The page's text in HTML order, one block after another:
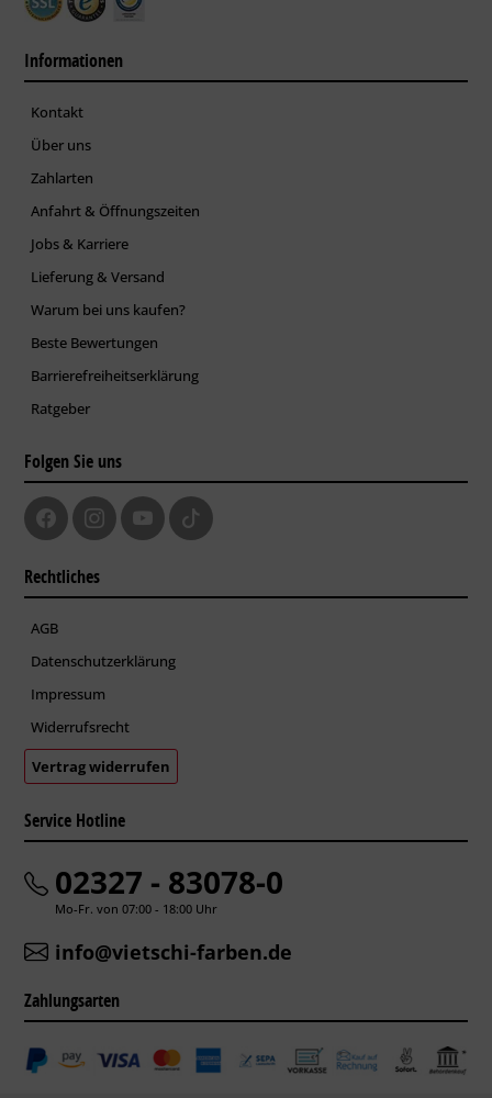
Informationen
Kontakt
Über uns
Zahlarten
Anfahrt & Öffnungszeiten
Jobs & Karriere
Lieferung & Versand
Warum bei uns kaufen?
Beste Bewertungen
Barrierefreiheitserklärung
Ratgeber
Folgen Sie uns
Rechtliches
AGB
Datenschutzerklärung
Impressum
Widerrufsrecht
Vertrag widerrufen
Service Hotline
02327 - 83078-0
Mo-Fr. von 07:00 - 18:00 Uhr
info@vietschi-farben.de
Zahlungsarten